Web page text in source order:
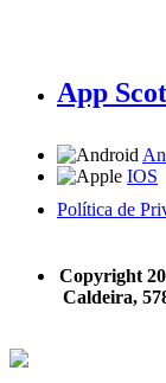
App
IOS
Política de
Copyright
Caldeira,